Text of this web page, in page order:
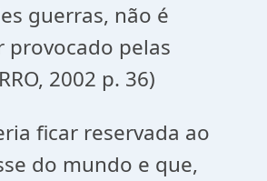
guerras, não é
pelas
2002 p. 36)
ficar reservada ao
do mundo e que,